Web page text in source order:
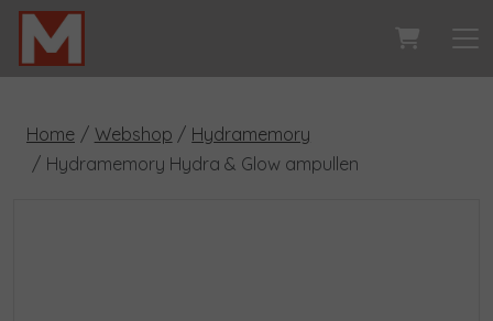
Home Webshop
Hydramemory
Hydramemory Hydra & Glow ampullen